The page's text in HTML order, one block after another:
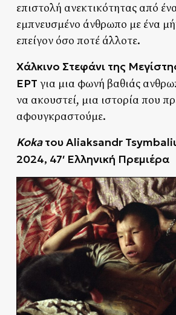
επιστολή ανεκτικότητας από
εμπνευσμένο άνθρωπο με ένα
επείγον όσο ποτέ άλλοτε.
Χάλκινο Στεφάνι της
ΕΡΤ για μια φωνή βαθιάς
να ακουστεί, μια ιστορία που
αφουγκραστούμε.
KokaτουAliaksandr
2024, 47′ Ελληνική Πρεμιέρα